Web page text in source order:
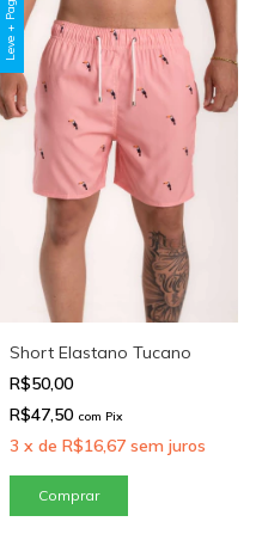
Leve + Pague -
Short Elastano Tucano
R$50,00
R$47,50 com Pix
3 x de R$16,67 sem juros
Comprar